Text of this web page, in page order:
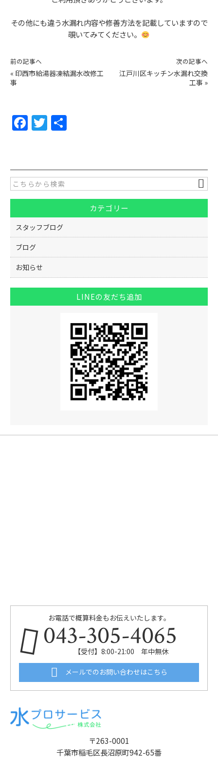
その他にも違う水漏れ内容や修善方法を記載していますので
覗いてみてください。
前の記事へ
« 印西市給湯器凍結漏水改修工
事
次の記事へ
江戸川区キッチン水漏れ交換
工事 »
F
a
e
b
o
o
k
T
w
er
カテゴリー
スタッフブログ
ブログ
お知らせ
LINEの友だち追加
お電話で概算料金もお伝えいたします。
043-305-4065
【受付】8:00-21:00 年中無休
メールでのお問い合わせはこちら
〒263-0001
千葉市稲毛区長沼原町942-65番